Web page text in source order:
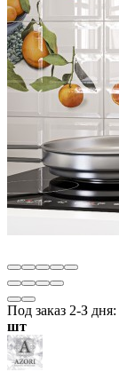
Под заказ 2-З дня:
шт